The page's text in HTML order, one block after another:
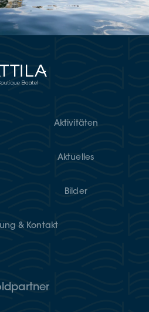
Akti­vi­tä­ten
Aktu­el­les
Bil­der
& Kontakt